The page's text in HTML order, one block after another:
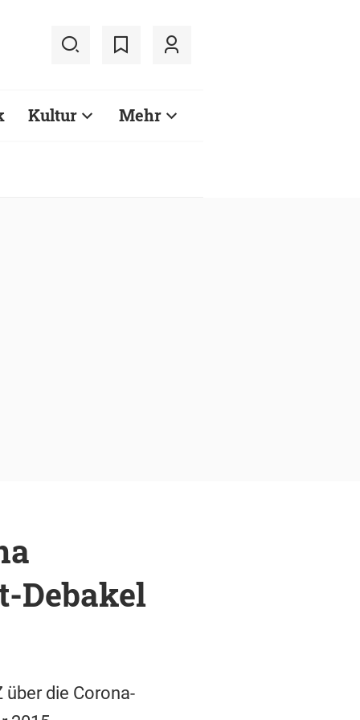
Kultur Mehr
Debakel
die Corona-